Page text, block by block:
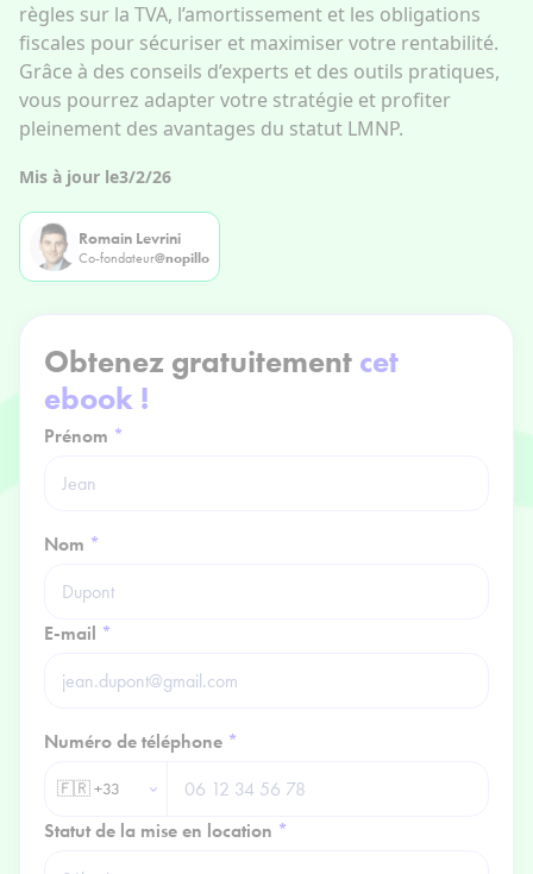
règles sur la TVA, l’amortissement et les obligations
fiscales pour sécuriser et maximiser votre rentabilité.
Grâce à des conseils d’experts et des outils pratiques,
vous pourrez adapter votre stratégie et profiter
pleinement des avantages du statut LMNP.
Mis à jour le3/2/26
Romain Levrini
Co-fondateur@nopillo
Obtenez gratuitement cet
ebook !
Prénom *
Nom *
E-mail *
Numéro de téléphone *
Statut de la mise en location *